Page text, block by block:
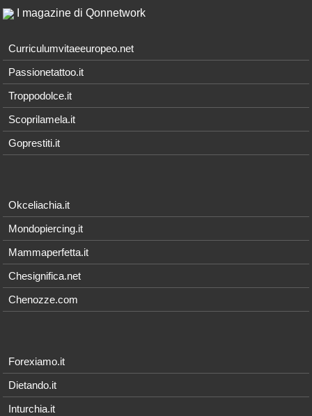
I magazine di Qonnetwork
Curriculumvitaeeuropeo.net
Passionetattoo.it
Troppodolce.it
Scoprilamela.it
Goprestiti.it
Okceliachia.it
Mondopiercing.it
Mammaperfetta.it
Chesignifica.net
Chenozze.com
Forexiamo.it
Dietando.it
Inturchia.it